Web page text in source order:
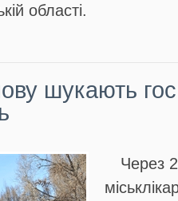
області.
шукають
Через